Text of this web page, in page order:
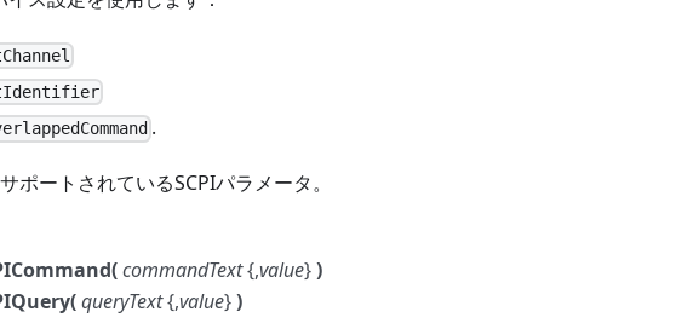
.
サポートされているSCPIパラメータ。
commandText{,value})
queryText{,value})